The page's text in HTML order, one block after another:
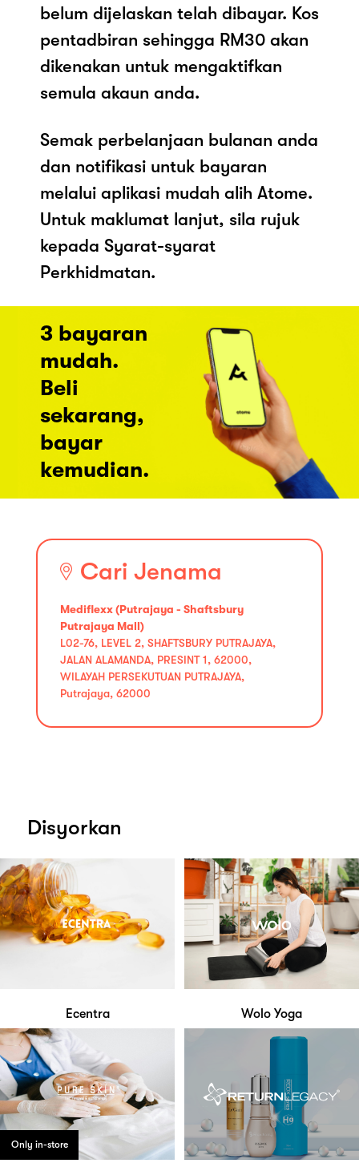
belum dijelaskan telah dibayar. Kos
pentadbiran sehingga RM30 akan
dikenakan untuk mengaktifkan
semula akaun anda.
Semak perbelanjaan bulanan anda
dan notifikasi untuk bayaran
melalui aplikasi mudah alih Atome.
Untuk maklumat lanjut, sila rujuk
kepada Syarat-syarat
Perkhidmatan.
3 bayaran
mudah.
Beli
sekarang,
bayar
kemudian.
Cari Jenama
Mediflexx (Putrajaya - Shaftsbury
Putrajaya Mall)
L02-76, LEVEL 2, SHAFTSBURY PUTRAJAYA,
JALAN ALAMANDA, PRESINT 1, 62000,
WILAYAH PERSEKUTUAN PUTRAJAYA,
Putrajaya, 62000
Disyorkan
Ecentra Wolo Yoga
Only in-store